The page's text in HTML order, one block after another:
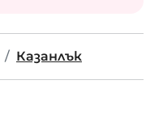
Казанлък